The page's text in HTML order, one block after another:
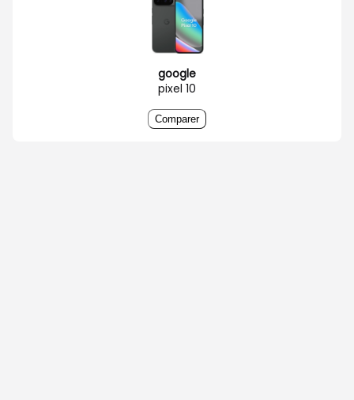
google
pixel 10
Comparer